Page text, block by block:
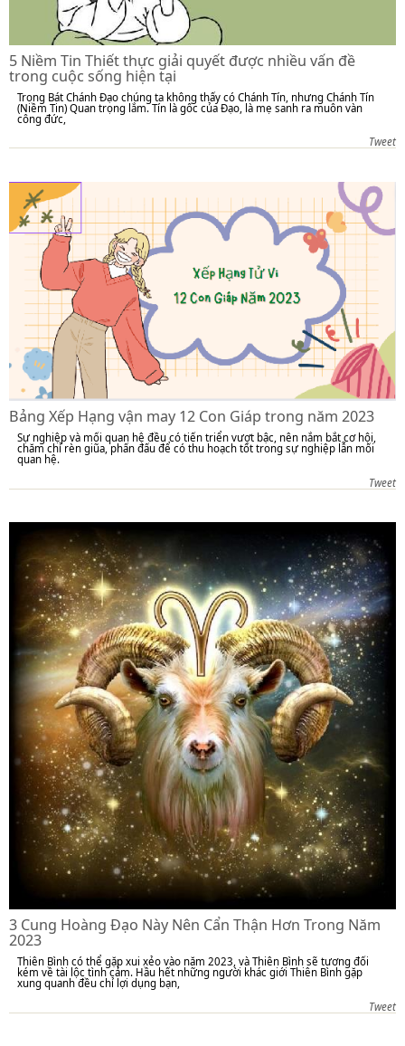
5 Niềm Tin Thiết thực giải quyết được nhiều vấn đề
trong cuộc sống hiện tại
Trong Bát Chánh Đạo chúng ta không thấy có Chánh Tín, nhưng Chánh Tín
(Niềm Tin) Quan trọng lắm. Tín là gốc của Đạo, là mẹ sanh ra muôn vàn
công đức,
Tweet
Bảng Xếp Hạng vận may 12 Con Giáp trong năm 2023
Sự nghiệp và mối quan hệ đều có tiến triển vượt bậc, nên nắm bắt cơ hội,
chăm chỉ rèn giũa, phấn đấu để có thu hoạch tốt trong sự nghiệp lẫn mối
quan hệ.
Tweet
3 Cung Hoàng Đạo Này Nên Cẩn Thận Hơn Trong Năm
2023
Thiên Bình có thể gặp xui xẻo vào năm 2023, và Thiên Bình sẽ tương đối
kém về tài lộc tình cảm. Hầu hết những người khác giới Thiên Bình gặp
xung quanh đều chỉ lợi dụng bạn,
Tweet